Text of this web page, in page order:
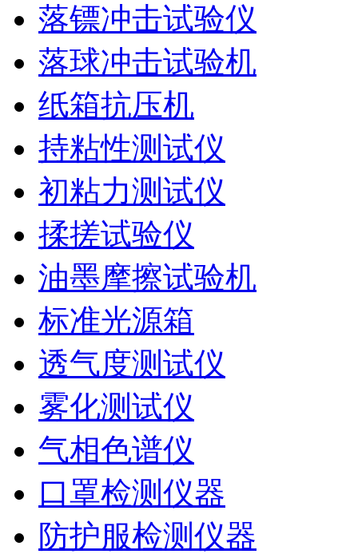
落镖冲击试验仪
落球冲击试验机
纸箱抗压机
持粘性测试仪
初粘力测试仪
揉搓试验仪
油墨摩擦试验机
标准光源箱
透气度测试仪
雾化测试仪
气相色谱仪
口罩检测仪器
防护服检测仪器